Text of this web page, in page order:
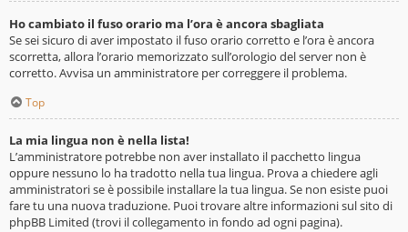
Ho cambiato il fuso orario ma l’ora è ancora sbagliata
Se sei sicuro di aver impostato il fuso orario corretto e l’ora è ancora
scorretta, allora l’orario memorizzato sull’orologio del server non è
corretto. Avvisa un amministratore per correggere il problema.
Top
La mia lingua non è nella lista!
L’amministratore potrebbe non aver installato il pacchetto lingua
oppure nessuno lo ha tradotto nella tua lingua. Prova a chiedere agli
amministratori se è possibile installare la tua lingua. Se non esiste puoi
fare tu una nuova traduzione. Puoi trovare altre informazioni sul sito di
phpBB Limited (trovi il collegamento in fondo ad ogni pagina).